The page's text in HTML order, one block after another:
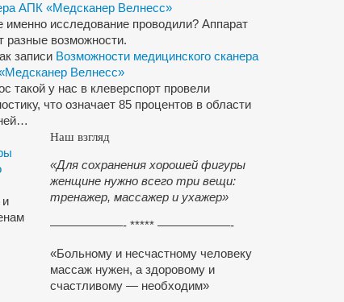
АПК «Медсканер Велнесс»
именно исследование проводили? Аппарат
разные возможности.
к записи Возможности медицинского сканера
Велнесс»
такой у нас в клеверспорт провели
что означает 85 процентов в области
и
Наш взгляд
«Для сохранения хорошей фигуры
женщине нужно всего три вещи:
тренажер, массажер и ухажер»
——————- ***** ——————-
«Больному и несчастному человеку
массаж нужен, а здоровому и
счастливому — необходим»